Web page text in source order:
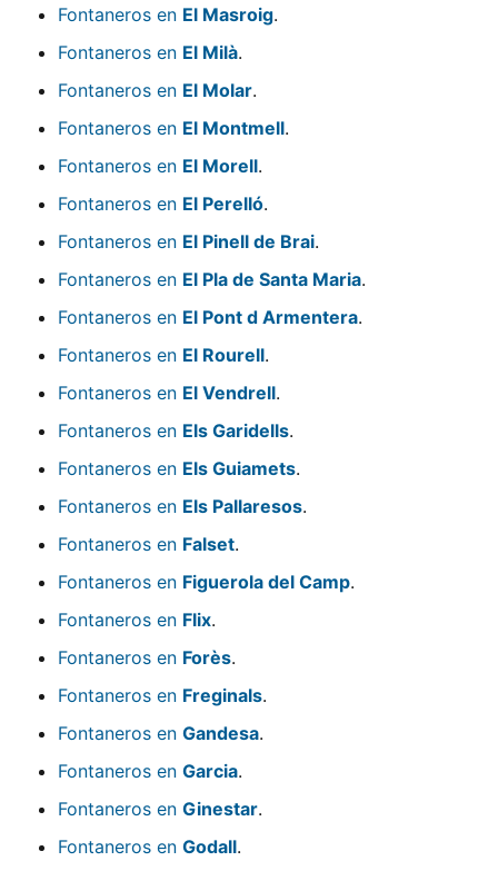
Fontaneros en El Masroig.
Fontaneros en El Milà.
Fontaneros en El Molar.
Fontaneros en El Montmell.
Fontaneros en El Morell.
Fontaneros en El Perelló.
Fontaneros en El Pinell de Brai.
Fontaneros en El Pla de Santa Maria.
Fontaneros en El Pont d Armentera.
Fontaneros en El Rourell.
Fontaneros en El Vendrell.
Fontaneros en Els Garidells.
Fontaneros en Els Guiamets.
Fontaneros en Els Pallaresos.
Fontaneros en Falset.
Fontaneros en Figuerola del Camp.
Fontaneros en Flix.
Fontaneros en Forès.
Fontaneros en Freginals.
Fontaneros en Gandesa.
Fontaneros en Garcia.
Fontaneros en Ginestar.
Fontaneros en Godall.